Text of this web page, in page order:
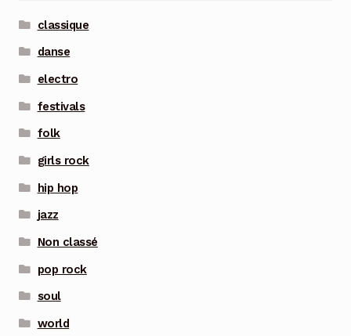
classique
danse
electro
festivals
folk
girls rock
hip hop
jazz
Non classé
pop rock
soul
world